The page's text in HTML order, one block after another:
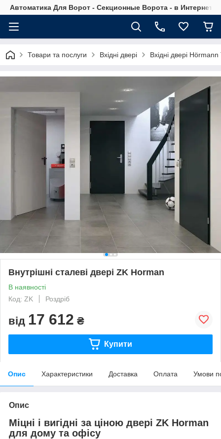
Автоматика Для Ворот - Секционные Ворота - в Интернет
Товари та послуги Вхідні двері Вхідні двері
Внутрішні сталеві двері ZK Horman
В наявності
Код: ZK
Роздріб
від 17 612 ₴
Купити
Опис Характеристики Доставка Оплата Умови
Опис
Міцні і вигідні за ціною двері ZK Horman
для дому та офісу